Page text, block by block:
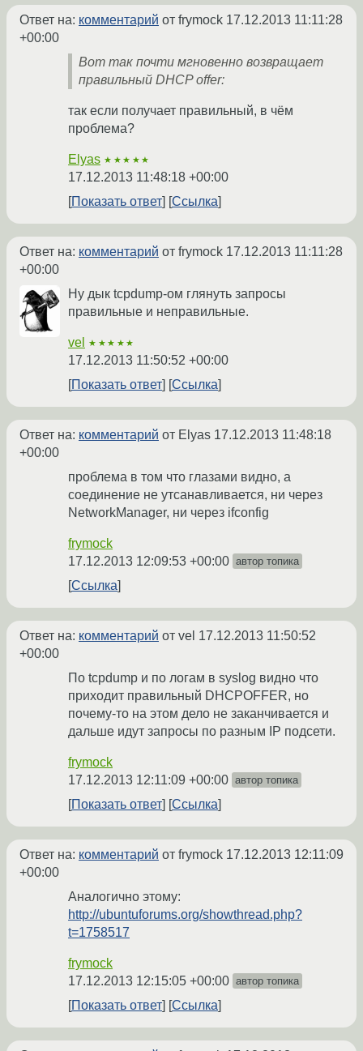
Ответ на: комментарий от frymock 17.12.2013 11:11:28
+00:00
Вот так почти мгновенно возвращает
правильный DHCP offer:
так если получает правильный, в чём
проблема?
Elyas ★★★★★
17.12.2013 11:48:18 +00:00
Показать ответ
Ссылка
Ответ на: комментарий от frymock 17.12.2013 11:11:28
+00:00
Ну дык tcpdump-ом глянуть запросы
правильные и неправильные.
vel ★★★★★
17.12.2013 11:50:52 +00:00
Показать ответ
Ссылка
Ответ на: комментарий от Elyas 17.12.2013 11:48:18
+00:00
проблема в том что глазами видно, а
соединение не утсанавливается, ни через
NetworkManager, ни через ifconfig
frymock
17.12.2013 12:09:53 +00:00 автор топика
Ссылка
Ответ на: комментарий от vel 17.12.2013 11:50:52
+00:00
По tcpdump и по логам в syslog видно что
приходит правильный DHCPOFFER, но
почему-то на этом дело не заканчивается и
дальше идут запросы по разным IP подсети.
frymock
17.12.2013 12:11:09 +00:00 автор топика
Показать ответ Ссылка
Ответ на: комментарий от frymock 17.12.2013 12:11:09
+00:00
Аналогично этому:
http://ubuntuforums.org/showthread.php?
t=1758517
frymock
17.12.2013 12:15:05 +00:00 автор топика
Показать ответ Ссылка